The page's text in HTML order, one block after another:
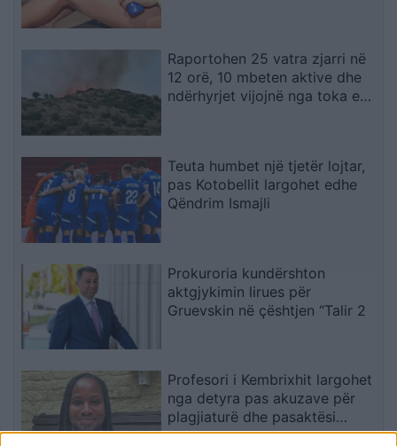
Raportohen 25 vatra zjarri në
12 orë, 10 mbeten aktive dhe
ndërhyrjet vijojnë nga toka e
Teuta humbet një tjetër lojtar,
pas Kotobellit largohet edhe
Qëndrim Ismajli
Prokuroria kundërshton
aktgjykimin lirues për
Gruevskin në çështjen “Talir 2
Profesori i Kembrixhit largohet
nga detyra pas akuzave për
plagjiaturë dhe pasaktësi
akademike